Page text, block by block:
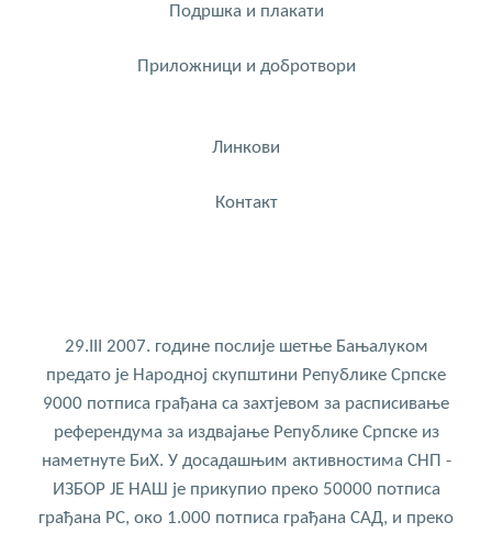
Подршка и плакати
Приложници и добротвори
Линкови
Контакт
29.III 2007. године послије шетње Бањалуком
предато је Народној скупштини Републике Српске
9000 потписа грађана са захтјевом за расписивање
референдума за издвајање Републике Српске из
наметнуте БиХ. У досадашњим активностима СНП -
ИЗБОР ЈЕ НАШ је прикупио преко 50000 потписа
грађана РС, око 1.000 потписа грађана САД, и преко